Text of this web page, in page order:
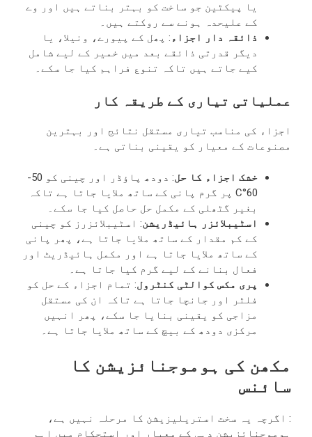
یا پیکٹین جو ساخت کو بہتر بناتے ہیں اور وے
کے علیحدہ ہونے سے روکتے ہیں۔
ذائقہ دار اجزاء : پھل کے پیورے، ونیلا، یا
دیگر قدرتی ذائقے بعد میں خمیر کے لیے شامل
کیے جاتے ہیں تاکہ تنوع فراہم کیا جا سکے۔
عملیاتی تیاری کے طریقہ کار
اجزاء کی مناسب تیاری مستقل نتائج اور بہترین
مصنوعات کے معیار کو یقینی بناتی ہے۔
خشک اجزاء کا حل
: دودھ پاؤڈر اور چینی کو 50-
60°C پر گرم پانی کے ساتھ ملایا جاتا ہے تاکہ
بغیر گٹھلی کے مکمل حل حاصل کیا جا سکے۔
اسٹیبلائزر ہائیڈریشن: اسٹیبلائزرز کو چینی
کے کم مقدار کے ساتھ ملایا جاتا ہے، پھر پانی
کے ساتھ ملایا جاتا ہے اور مکمل ہائیڈریٹ اور
فعال بنانے کے لیے گرم کیا جاتا ہے۔
پری مکس کوالٹی کنٹرول: تمام اجزاء کے حل کو
فلٹر اور جانچا جاتا ہے تاکہ ان کی مستقل
مزاجی کو یقینی بنایا جا سکے، پھر انہیں
مرکزی دودھ کے بیچ کے ساتھ ملایا جاتا ہے۔
مکھن کی ہوموجنائزیشن کا
سائنس
: اگرچہ یہ سخت استریلیزیشن کا مرحلہ نہیں ہے،
ہوموجنائزیشن دہی کے معیار اور استحکام میں اہم